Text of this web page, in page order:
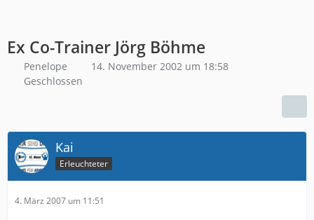
Ex Co-Trainer Jörg Böhme
Penelope
14. November 2002 um 18:58
Geschlossen
Kai
Erleuchteter
4. März 2007 um 11:51